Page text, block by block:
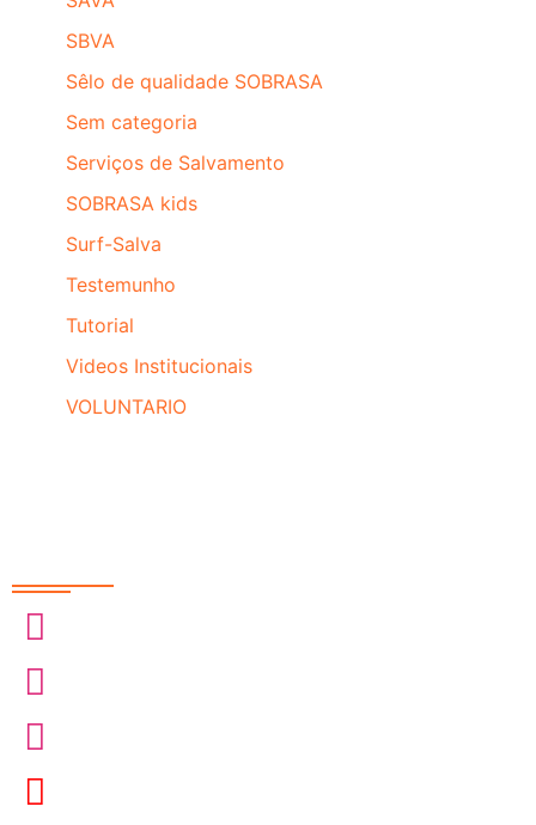
SBVA
Sêlo de qualidade SOBRASA
Sem categoria
Serviços de Salvamento
SOBRASA kids
Surf-Salva
Testemunho
Tutorial
Videos Institucionais
VOLUNTARIO